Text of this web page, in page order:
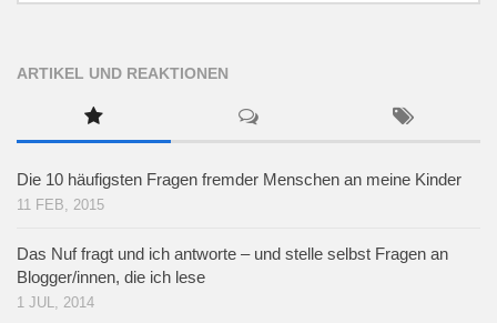
ARTIKEL UND REAKTIONEN
Die 10 häufigsten Fragen fremder Menschen an meine Kinder
11 FEB, 2015
Das Nuf fragt und ich antworte – und stelle selbst Fragen an
Blogger/innen, die ich lese
1 JUL, 2014